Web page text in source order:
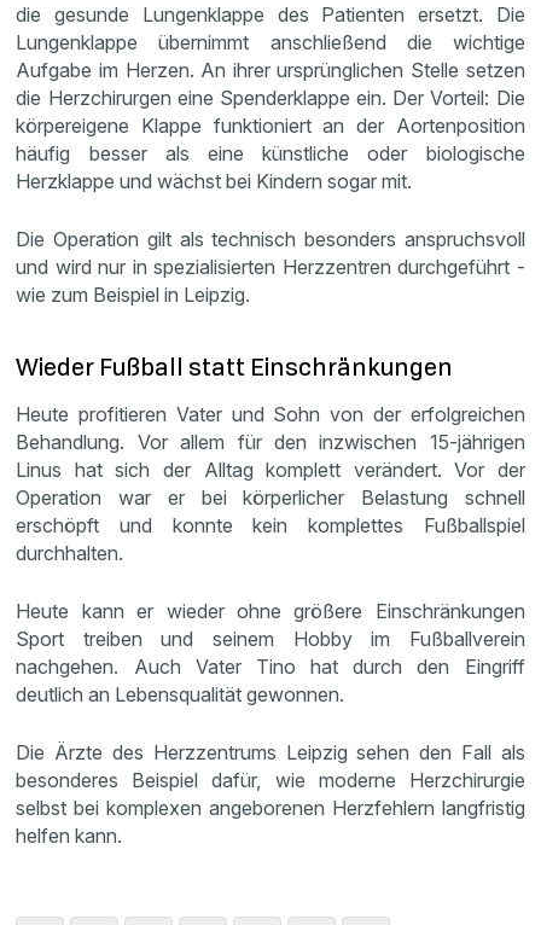
die gesunde Lungenklappe des Patienten ersetzt. Die
Lungenklappe übernimmt anschließend die wichtige
Aufgabe im Herzen. An ihrer ursprünglichen Stelle setzen
die Herzchirurgen eine Spenderklappe ein. Der Vorteil: Die
körpereigene Klappe funktioniert an der Aortenposition
häufig besser als eine künstliche oder biologische
Herzklappe und wächst bei Kindern sogar mit.
Die Operation gilt als technisch besonders anspruchsvoll
und wird nur in spezialisierten Herzzentren durchgeführt -
wie zum Beispiel in Leipzig.
Wieder Fußball statt Einschränkungen
Heute profitieren Vater und Sohn von der erfolgreichen
Behandlung. Vor allem für den inzwischen 15-jährigen
Linus hat sich der Alltag komplett verändert. Vor der
Operation war er bei körperlicher Belastung schnell
erschöpft und konnte kein komplettes Fußballspiel
durchhalten.
Heute kann er wieder ohne größere Einschränkungen
Sport treiben und seinem Hobby im Fußballverein
nachgehen. Auch Vater Tino hat durch den Eingriff
deutlich an Lebensqualität gewonnen.
Die Ärzte des Herzzentrums Leipzig sehen den Fall als
besonderes Beispiel dafür, wie moderne Herzchirurgie
selbst bei komplexen angeborenen Herzfehlern langfristig
helfen kann.